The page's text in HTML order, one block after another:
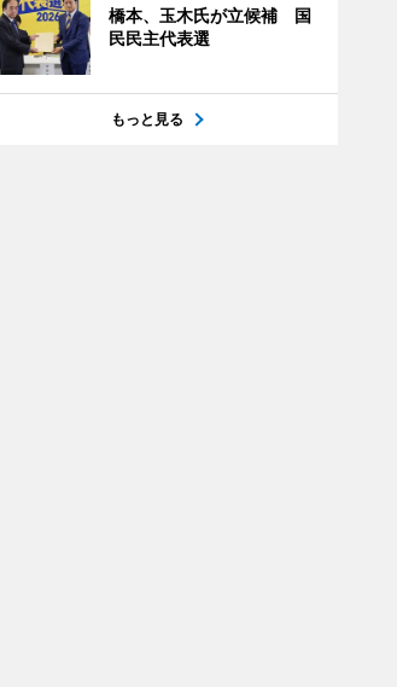
橋本、玉木氏が立候補 国
民民主代表選
もっと見る